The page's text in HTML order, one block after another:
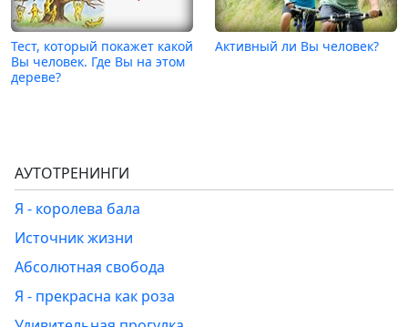
Тест, который покажет какой
Вы человек. Где Вы на этом
дереве?
Активный ли Вы человек?
АУТОТРЕНИНГИ
Я - королева бала
Источник жизни
Абсолютная свобода
Я - прекрасна как роза